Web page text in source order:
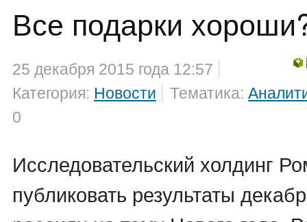
Все подарки
25 декабря 2015 года 12:57
Категория: Новости Тематика:
0
Исследовательский холдинг
публиковать результаты